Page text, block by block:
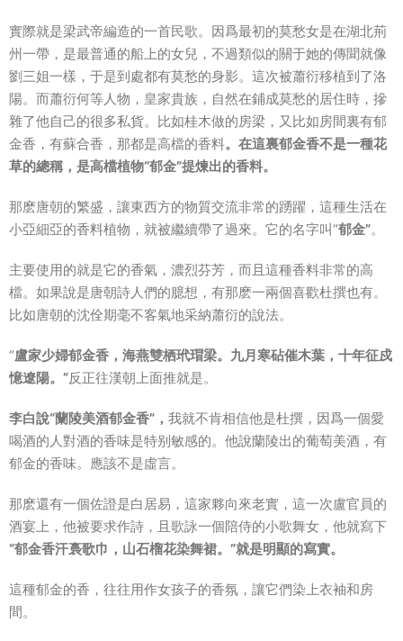
實際就是梁武帝編造的一首民歌。因爲最初的莫愁女是在湖北荊
州一帶，是最普通的船上的女兒，不過類似的關于她的傳聞就像
劉三姐一樣，于是到處都有莫愁的身影。這次被蕭衍移植到了洛
陽。而蕭衍何等人物，皇家貴族，自然在鋪成莫愁的居住時，摻
雜了他自己的很多私貨。比如桂木做的房梁，又比如房間裏有郁
金香，有蘇合香，那都是高檔的香料。在這裏郁金香不是一種花
草的總稱，是高檔植物“郁金”提煉出的香料。
那麽唐朝的繁盛，讓東西方的物質交流非常的踴躍，這種生活在
小亞細亞的香料植物，就被繼續帶了過來。它的名字叫“郁金”。
主要使用的就是它的香氣，濃烈芬芳，而且這種香料非常的高
檔。如果說是唐朝詩人們的臆想，有那麽一兩個喜歡杜撰也有。
比如唐朝的沈佺期毫不客氣地采納蕭衍的說法。
“盧家少婦郁金香，海燕雙栖玳瑁梁。九月寒砧催木葉，十年征戍
憶遼陽。”反正往漢朝上面推就是。
李白說“蘭陵美酒郁金香”， 我就不肯相信他是杜撰，因爲一個愛
喝酒的人對酒的香味是特别敏感的。他說蘭陵出的葡萄美酒，有
郁金的香味。應該不是虛言。
那麽還有一個佐證是白居易，這家夥向來老實，這一次盧官員的
酒宴上，他被要求作詩，且歌詠一個陪侍的小歌舞女，他就寫下
“郁金香汗裛歌巾，山石榴花染舞裙。”就是明顯的寫實。
這種郁金的香，往往用作女孩子的香氛，讓它們染上衣袖和房
間。